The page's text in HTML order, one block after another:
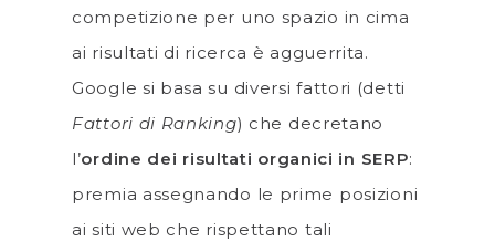
competizione per uno spazio in cima
ai risultati di ricerca è agguerrita.
Google si basa su diversi fattori (detti
Fattori di Ranking) che decretano
l’ordine dei risultati organici in SERP:
premia assegnando le prime posizioni
ai siti web che rispettano tali